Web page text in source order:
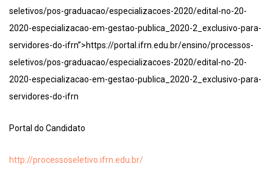
seletivos/pos-graduacao/especializacoes-2020/edital-no-20-
2020-especializacao-em-gestao-publica_2020-2_exclusivo-para-
servidores-do-ifrn”>https://portal.ifrn.edu.br/ensino/processos-
seletivos/pos-graduacao/especializacoes-2020/edital-no-20-
2020-especializacao-em-gestao-publica_2020-2_exclusivo-para-
servidores-do-ifrn
Portal do Candidato
http://processoseletivo.ifrn.edu.br/